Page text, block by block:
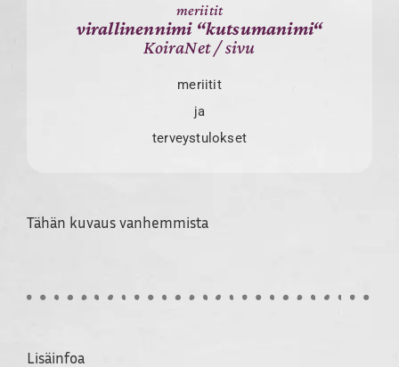
meriitit
virallinennimi “kutsumanimi“
KoiraNet/sivu
meriitit
ja
terveystulokset
Tähän kuvaus vanhemmista
Lisäinfoa